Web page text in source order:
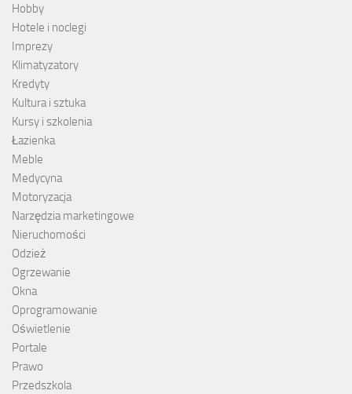
Hobby
Hotele i noclegi
Imprezy
Klimatyzatory
Kredyty
Kultura i sztuka
Kursy i szkolenia
Łazienka
Meble
Medycyna
Motoryzacja
Narzędzia marketingowe
Nieruchomości
Odzież
Ogrzewanie
Okna
Oprogramowanie
Oświetlenie
Portale
Prawo
Przedszkola